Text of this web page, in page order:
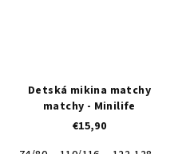
Detská mikina matchy
matchy - Minilife
€15,90